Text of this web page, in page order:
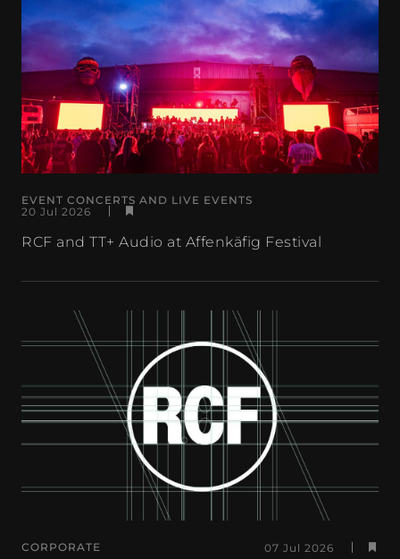
EVENT CONCERTS AND LIVE EVENTS
20 Jul 2026
RCF and TT+ Audio at Affenkäfig Festival
CORPORATE 07 Jul 2026